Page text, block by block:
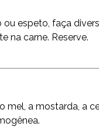
espeto, faça
na carne. Reserve.
mel, a mostarda, a